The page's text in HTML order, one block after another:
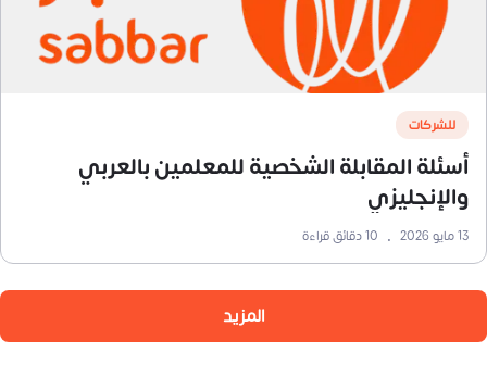
للشركات
أسئلة المقابلة الشخصية للمعلمين بالعربي
والإنجليزي
13 مايو 2026 •
10دقائق قراءة
المزيد